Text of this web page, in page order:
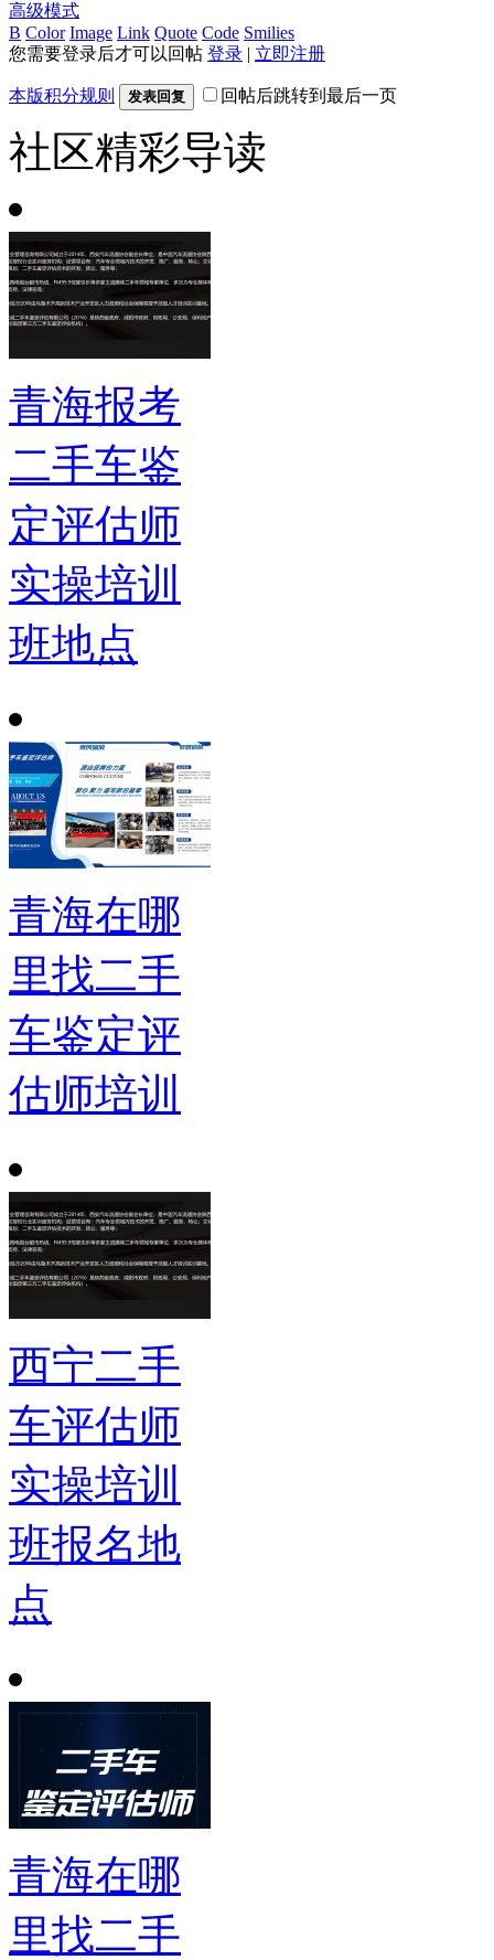
高级模式
B Color Image Link Quote Code Smilies
您需要登录后才可以回帖 登录 | 立即注册
本版积分规则 发表回复 回帖后跳转到最后一页
社区精彩导读
青海报考
二手车鉴
定评估师
实操培训
班地点
青海在哪
里找二手
车鉴定评
估师培训
西宁二手
车评估师
实操培训
班报名地
点
青海在哪
里找二手